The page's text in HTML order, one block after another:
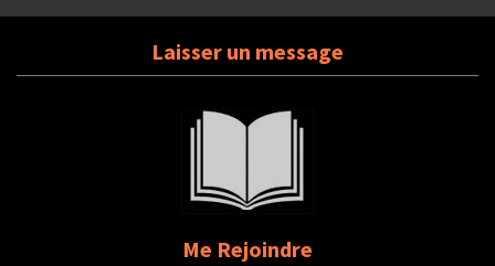
Laisser un message
Me Rejoindre